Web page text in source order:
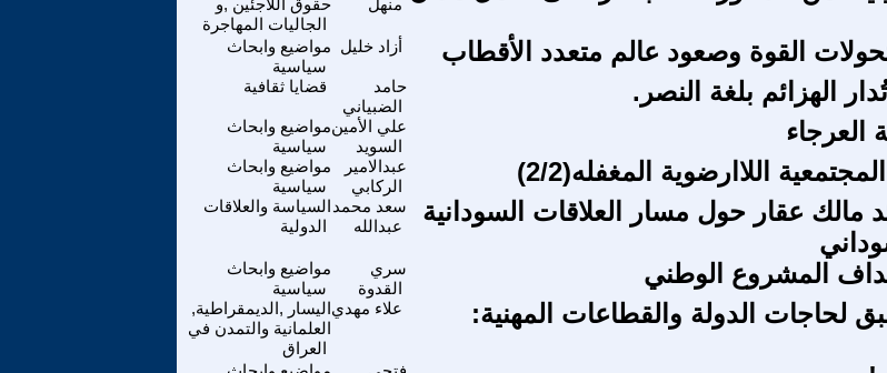
حقوق اللاجئين ,و
الجاليات المهاجرة
منهل
مواضيع وابحاث
سياسية
أزاد خليل القوة وصعود عالم متعدد الأقطاب
قضايا ثقافية
حامد
الضبياني
الهزائم بلغة النصر.
مواضيع وابحاث
سياسية
علي الأمين
السويد
العرجاء
مواضيع وابحاث
سياسية
عبدالامير
الركابي
اللاارضوية المغفله(2/2)
السياسة والعلاقات
الدولية
سعد محمد
عبدالله
مالك عقار حول مسار العلاقات السودانية
مواضيع وابحاث
سياسية
سري
القدوة
المشروع الوطني
اليسار ,الديمقراطية,
العلمانية والتمدن في
العراق
علاء مهدي
لحاجات الدولة والقطاعات المهنية: